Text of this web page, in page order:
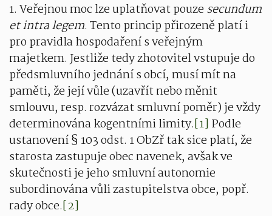
1. Veřejnou moc lze uplatňovat pouze secundum
et intra legem. Tento princip přirozeně platí i
pro pravidla hospodaření s veřejným
majetkem. Jestliže tedy zhotovitel vstupuje do
předsmluvního jednání s obcí, musí mít na
paměti, že její vůle (uzavřít nebo měnit
smlouvu, resp. rozvázat smluvní poměr) je vždy
determinována kogentními limity.[1] Podle
ustanovení § 103 odst. 1 ObZř tak sice platí, že
starosta zastupuje obec navenek, avšak ve
skutečnosti je jeho smluvní autonomie
subordinována vůli zastupitelstva obce, popř.
rady obce.[2]